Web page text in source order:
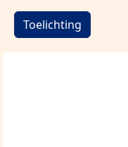
Toelichting